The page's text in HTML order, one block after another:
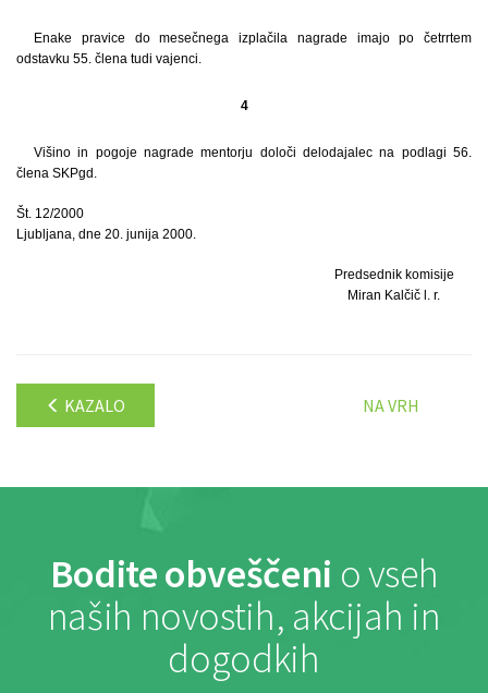
Enake pravice do mesečnega izplačila nagrade imajo po četrrtem
odstavku 55. člena tudi vajenci.
4
Višino in pogoje nagrade mentorju določi delodajalec na podlagi 56.
člena SKPgd.
Št. 12/2000
Ljubljana, dne 20. junija 2000.
Predsednik komisije
Miran Kalčič l. r.
KAZALO NA VRH
Bodite obveščeni o vseh
naših novostih, akcijah in
dogodkih